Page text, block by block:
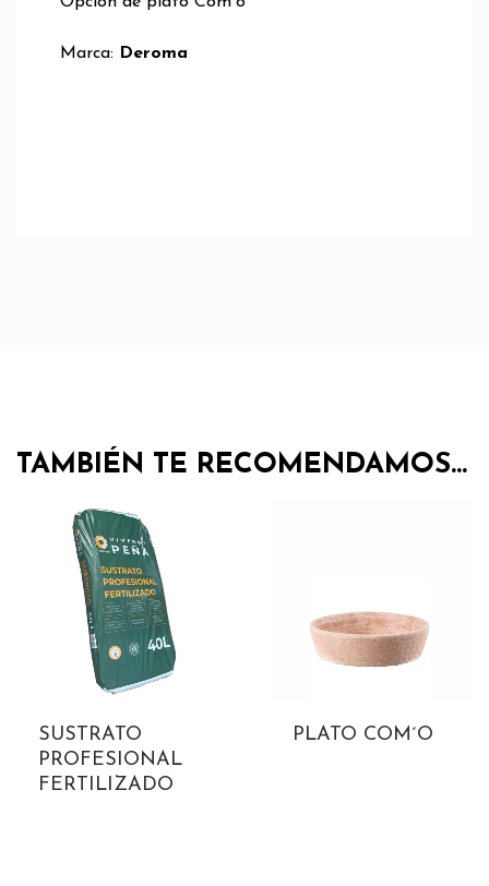
Marca: Deroma
TAMBIÉN TE RECOMENDAMOS…
SUSTRATO
PROFESIONAL
FERTILIZADO
PLATO COM´O